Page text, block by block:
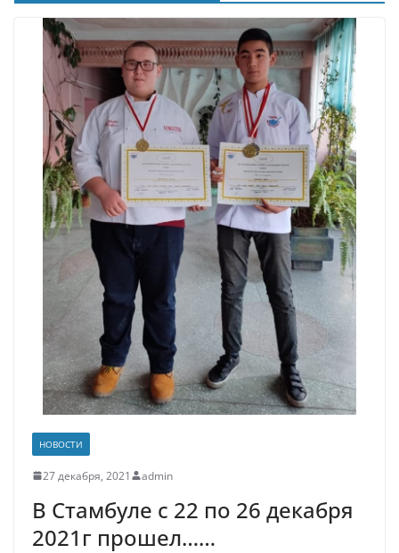
НОВОСТИ
27 декабря, 2021 admin
В Стамбуле с 22 по 26 декабря
2021г прошел……